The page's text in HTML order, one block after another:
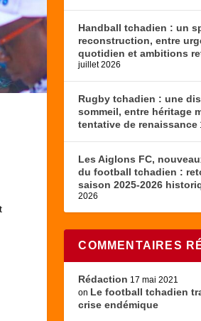
Handball tchadien : un
reconstruction, entre
quotidien et ambitions
juillet 2026
Rugby tchadien : une
sommeil, entre héritage
tentative de renaissance
Les Aiglons FC,
du football tchadien :
saison 2025-2026
2026
COMMENTAIRES
Rédaction 17 mai 2021
on Le football tchadien
crise endémique